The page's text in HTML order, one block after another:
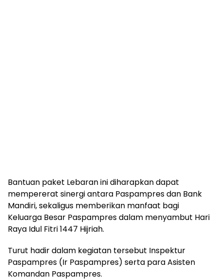
Bantuan paket Lebaran ini diharapkan dapat
mempererat sinergi antara Paspampres dan Bank
Mandiri, sekaligus memberikan manfaat bagi
Keluarga Besar Paspampres dalam menyambut Hari
Raya Idul Fitri 1447 Hijriah.
Turut hadir dalam kegiatan tersebut Inspektur
Paspampres (Ir Paspampres) serta para Asisten
Komandan Paspampres.